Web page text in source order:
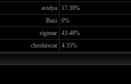
avidya
17.39%
Baxi
0%
sigimar
43.48%
cheshirecat
4.35%